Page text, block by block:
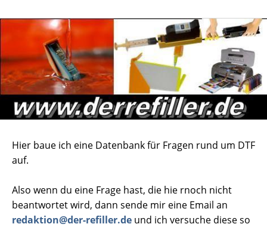
Hier baue ich eine Datenbank für Fragen rund um DTF
auf.
Also wenn du eine Frage hast, die hie rnoch nicht
beantwortet wird, dann sende mir eine Email an
redaktion@der-refiller.de und ich versuche diese so